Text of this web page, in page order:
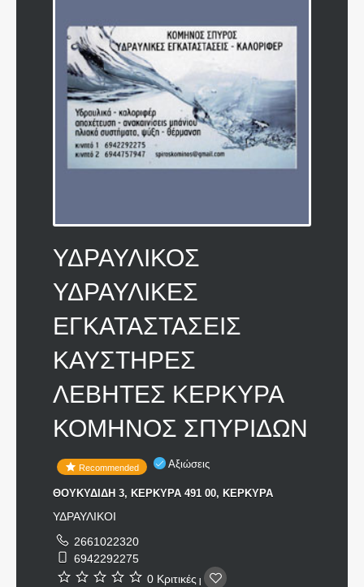
ΥΔΡΑΥΛΙΚΟΣ
ΥΔΡΑΥΛΙΚΕΣ
ΕΓΚΑΤΑΣΤΑΣΕΙΣ
ΚΑΥΣΤΗΡΕΣ
ΛΕΒΗΤΕΣ ΚΕΡΚΥΡΑ
ΚΟΜΗΝΟΣ ΣΠΥΡΙΔΩΝ
Recommended Αξιώσεις
ΘΟΥΚΥΔΙΔΗ 3, ΚΕΡΚΥΡΑ 491 00, ΚΕΡΚΥΡΑ
ΥΔΡΑΥΛΙΚΟΙ
2661022320
6942292275
0 Κριτικές |